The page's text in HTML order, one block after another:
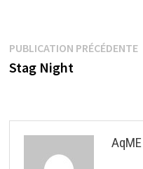
Navigation
de
PUBLICATION PRÉCÉDENTE
Stag Night
AqME